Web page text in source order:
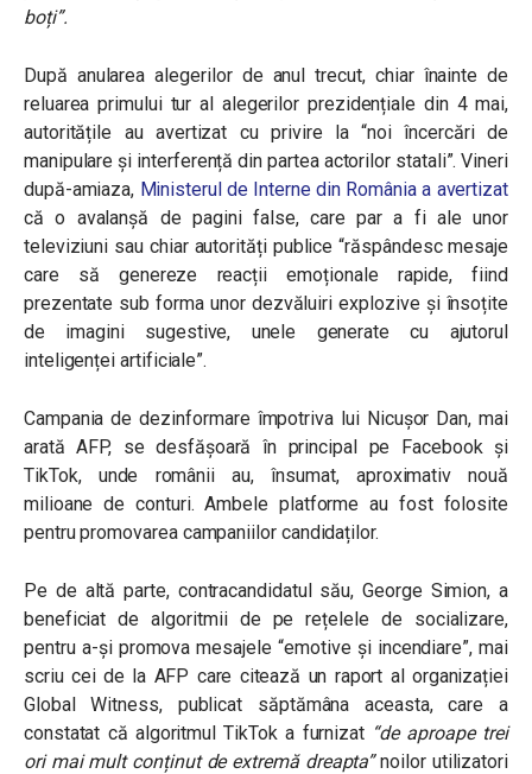
boți”.
După anularea alegerilor de anul trecut, chiar înainte de
reluarea primului tur al alegerilor prezidențiale din 4 mai,
autoritățile au avertizat cu privire la “noi încercări de
manipulare și interferență din partea actorilor statali”. Vineri
după-amiaza, Ministerul de Interne din România a avertizat
că o avalanșă de pagini false, care par a fi ale unor
televiziuni sau chiar autorități publice “răspândesc mesaje
care să genereze reacții emoționale rapide, fiind
prezentate sub forma unor dezvăluiri explozive și însoțite
de imagini sugestive, unele generate cu ajutorul
inteligenței artificiale”.
Campania de dezinformare împotriva lui Nicușor Dan, mai
arată AFP, se desfășoară în principal pe Facebook și
TikTok, unde românii au, însumat, aproximativ nouă
milioane de conturi. Ambele platforme au fost folosite
pentru promovarea campaniilor candidaților.
Pe de altă parte, contracandidatul său, George Simion, a
beneficiat de algoritmii de pe rețelele de socializare,
pentru a-și promova mesajele “emotive și incendiare”, mai
scriu cei de la AFP care citează un raport al organizației
Global Witness, publicat săptămâna aceasta, care a
constatat că algoritmul TikTok a furnizat “de aproape trei
ori mai mult conținut de extremă dreapta”noilor utilizatori